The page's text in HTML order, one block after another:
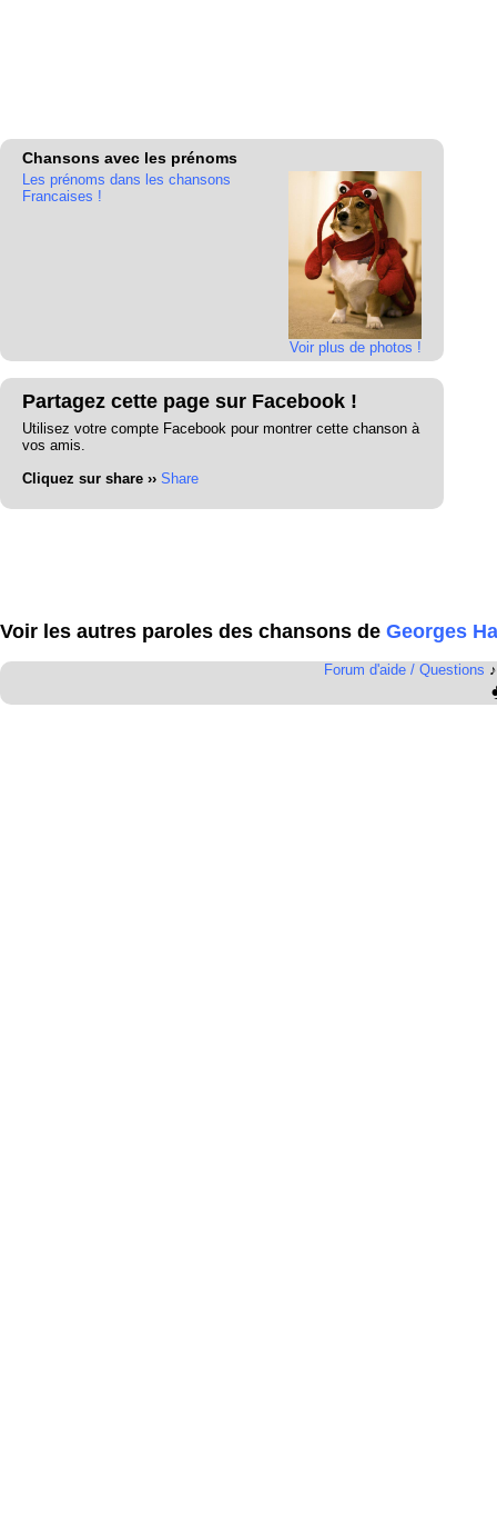
Chansons avec les prénoms
Voir plus de photos !
Les prénoms dans les chansons
Francaises !
Partagez cette page sur Facebook !
Utilisez votre compte Facebook pour montrer cette chanson à
vos amis.
Cliquez sur share ›› Share
Voir les autres paroles des chansons de Georges
Forum d'aide / Questions